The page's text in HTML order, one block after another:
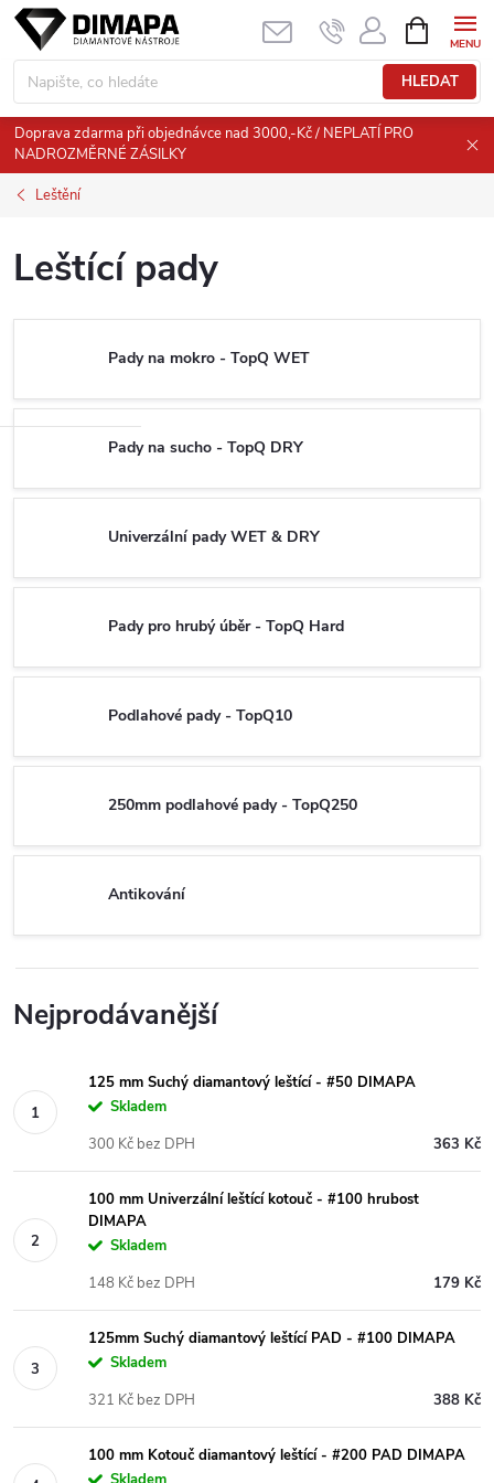
Přejít
obsah
HLEDAT
NÁKUPNÍ
KOŠÍK
Doprava zdarma při objednávce nad 3000,-Kč / NEPLATÍ PRO
NADROZMĚRNÉ ZÁSILKY
Leštění
Leštící pady
Pady na mokro - TopQ WET
Pady na sucho - TopQ DRY
Univerzální pady WET & DRY
Pady pro hrubý úběr - TopQ Hard
Podlahové pady - TopQ10
250mm podlahové pady - TopQ250
Antikování
Nejprodávanější
125 mm Suchý diamantový leštící - #50 DIMAPA
Skladem
363 Kč
300 Kč bez DPH
100 mm Univerzální leštící kotouč - #100 hrubost
DIMAPA
Skladem
179 Kč
148 Kč bez DPH
125mm Suchý diamantový leštící PAD - #100 DIMAPA
Skladem
388 Kč
321 Kč bez DPH
100 mm Kotouč diamantový leštící - #200 PAD DIMAPA